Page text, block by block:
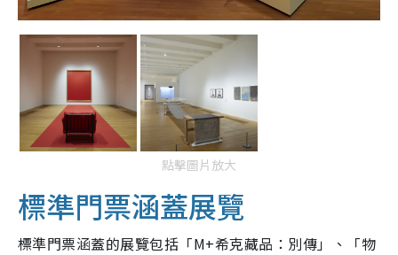
點擊圖片放大
標準門票涵蓋展覽
標準門票涵蓋的展覽包括「M+希克藏品：別傳」、「物